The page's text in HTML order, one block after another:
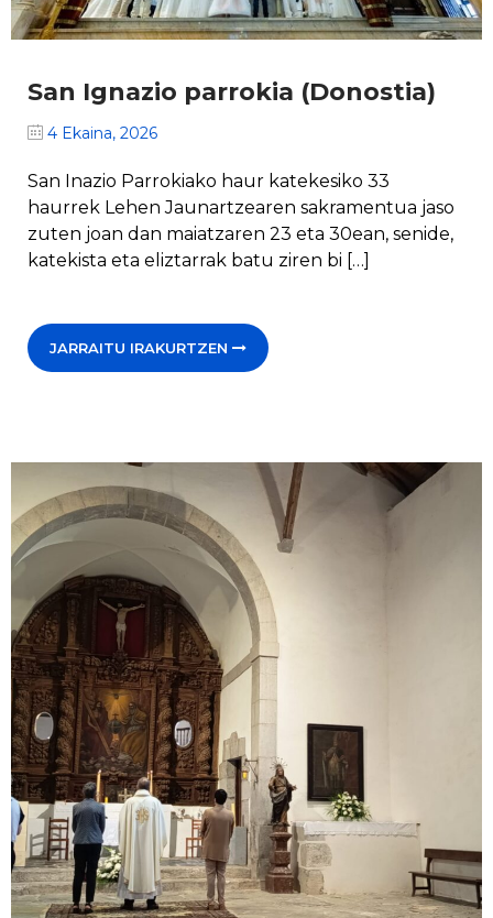
San Ignazio parrokia (Donostia)
4 Ekaina, 2026
San Inazio Parrokiako haur katekesiko 33
haurrek Lehen Jaunartzearen sakramentua jaso
zuten joan dan maiatzaren 23 eta 30ean, senide,
katekista eta eliztarrak batu ziren bi […]
JARRAITU IRAKURTZEN